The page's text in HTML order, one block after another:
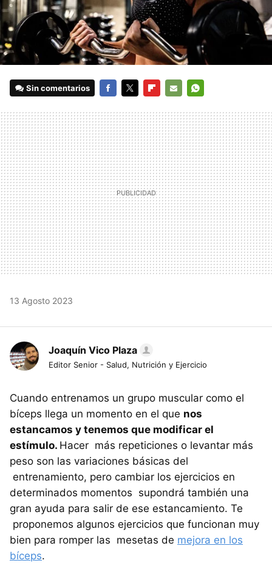
Sin comentarios
MAIL
13 Agosto 2023
Joaquín Vico Plaza
Editor Senior - Salud, Nutrición y Ejercicio
Cuando entrenamos un grupo muscular como el
bíceps llega un momento en el que nos
estancamos y tenemos que modificar el
estímulo. Hacer más repeticiones o levantar más
peso son las variaciones básicas del
entrenamiento, pero cambiar los ejercicios en
determinados momentos supondrá también una
gran ayuda para salir de ese estancamiento. Te
proponemos algunos ejercicios que funcionan muy
bien para romper las mesetas de mejora en los
bíceps.